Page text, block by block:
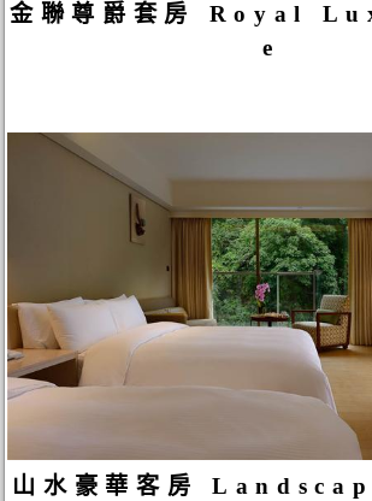
金聯尊爵套房 Royal
e
山水豪華客房